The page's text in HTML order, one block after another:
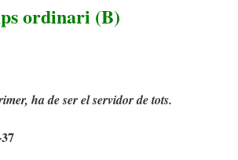
ordinari (B)
ha de ser el servidor de tots.